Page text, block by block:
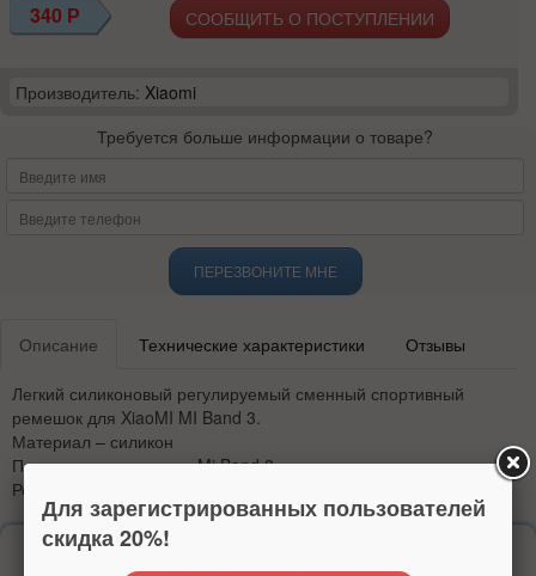
340 Р СООБЩИТЬ О ПОСТУПЛЕНИИ
Производитель: Xiaomi
Требуется больше информации о товаре?
ПЕРЕЗВОНИТЕ МНЕ
Описание Технические характеристики Отзывы
Легкий силиконовый регулируемый сменный спортивный
ремешок для XiaoMI MI Band 3.
Материал – силикон
Предназначение – для Mi Band 3
Регулируемый размер ремешка
Для зарегистрированных пользователей
скидка 20%!